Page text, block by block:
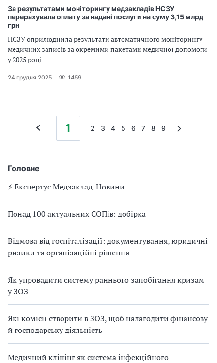
Головне
⚡️ Експертус Медзаклад. Новини
Понад 100 актуальних СОПів: добірка
Відмова від госпіталізації: документування, юридичні
ризики та організаційні рішення
Як упровадити систему раннього запобігання кризам
у ЗОЗ
Які комісії створити в ЗОЗ, щоб налагодити фінансову
й господарську діяльність
Медичний клінінг як система інфекційного
За результатами моніторингу медзакладів НСЗУ
перерахувала оплату за надані послуги на суму 3,15 млрд
грн
НСЗУ оприлюднила результати автоматичного моніторингу
медичних записів за окремими пакетами медичної допомоги
у 2025 році
24 грудня 2025 1459
1 2 3 4 5 6 7 8 9